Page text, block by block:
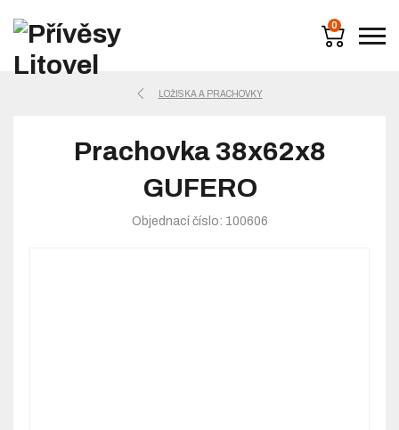
0
LOŽISKA A PRACHOVKY
Prachovka 38x62x8
GUFERO
Objednací číslo: 100606